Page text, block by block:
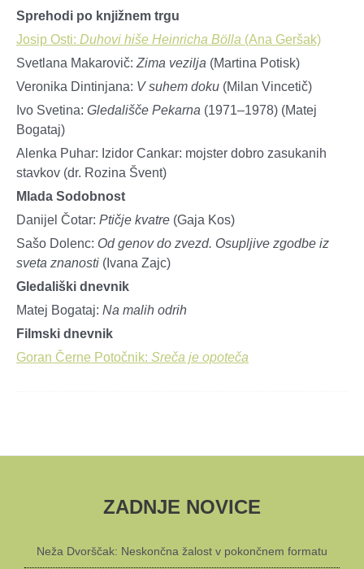
Sprehodi po knjižnem trgu
Josip Osti: Duhovi hiše Heinricha Bölla (Ana Geršak)
Svetlana Makarovič: Zima vezilja (Martina Potisk)
Veronika Dintinjana: V suhem doku (Milan Vincetič)
Ivo Svetina: Gledališče Pekarna (1971–1978) (Matej
Bogataj)
Alenka Puhar: Izidor Cankar: mojster dobro zasukanih
stavkov (dr. Rozina Švent)
Mlada Sodobnost
Danijel Čotar: Ptičje kvatre (Gaja Kos)
Sašo Dolenc: Od genov do zvezd. Osupljive zgodbe iz
sveta znanosti (Ivana Zajc)
Gledališki dnevnik
Matej Bogataj: Na malih odrih
Filmski dnevnik
Goran Černe Potočnik: Sreča je opoteča
ZADNJE NOVICE
Neža Dvorščak: Neskončna žalost v pokončnem formatu